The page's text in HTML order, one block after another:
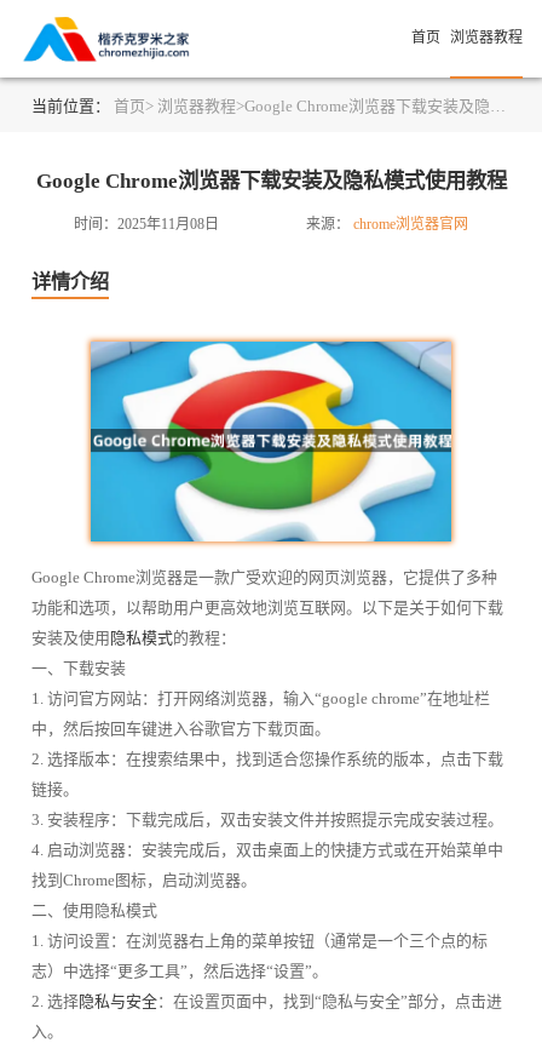
首页 浏览器教程
当前位置： 首页> 浏览器教程>Google Chrome浏览器下载安装及隐私模式使用教程
Google Chrome浏览器下载安装及隐私模式使用教程
时间：2025年11月08日 来源： chrome浏览器官网
详情介绍
Google Chrome浏览器是一款广受欢迎的网页浏览器，它提供了多种
功能和选项，以帮助用户更高效地浏览互联网。以下是关于如何下载
安装及使用 隐私模式的教程：
一、下载安装
1. 访问官方网站：打开网络浏览器，输入“google chrome”在地址栏
中，然后按回车键进入谷歌官方下载页面。
2. 选择版本：在搜索结果中，找到适合您操作系统的版本，点击下载
链接。
3. 安装程序：下载完成后，双击安装文件并按照提示完成安装过程。
4. 启动浏览器：安装完成后，双击桌面上的快捷方式或在开始菜单中
找到Chrome图标，启动浏览器。
二、使用隐私模式
1. 访问设置：在浏览器右上角的菜单按钮（通常是一个三个点的标
志）中选择“更多工具”，然后选择“设置”。
2. 选择隐私与安全：在设置页面中，找到“隐私与安全”部分，点击进
入。